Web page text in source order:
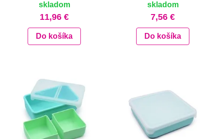
skladom
11,96 €
Do košíka
skladom
7,56 €
Do košíka